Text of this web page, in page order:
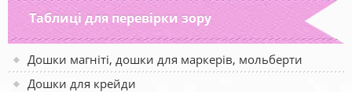
Таблиці для перевірки зору
Дошки магніті, дошки для маркерів, мольберти
Дошки для крейди